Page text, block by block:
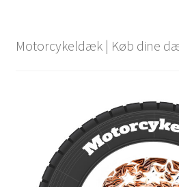
Motorcykeldæk | Køb dine